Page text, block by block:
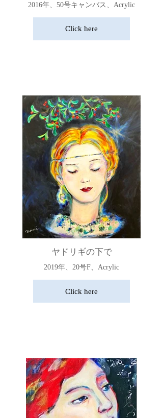
2016年、50号キャンバス、Acrylic
Click here
ヤドリギの下で
2019年、20号F、Acrylic
Click here